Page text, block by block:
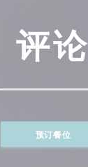
评论
预订餐位